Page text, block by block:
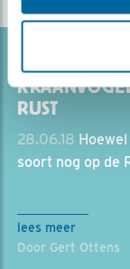
RUST
28.06.18
soort nog op de
lees meer
Door Gert Ottens